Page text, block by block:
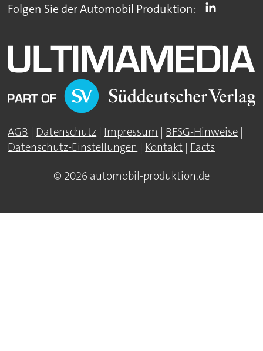
Folgen Sie der Automobil Produktion:
AGB | Datenschutz | Impressum | BFSG-Hinweise |
Datenschutz-Einstellungen | Kontakt | Facts
© 2026 automobil-produktion.de